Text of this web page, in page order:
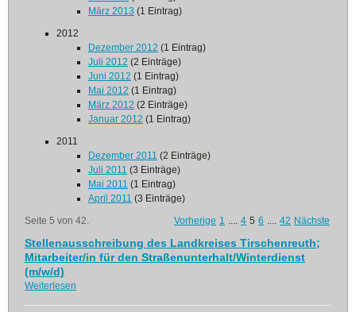
März 2013 (1 Eintrag)
2012
Dezember 2012 (1 Eintrag)
Juli 2012 (2 Einträge)
Juni 2012 (1 Eintrag)
Mai 2012 (1 Eintrag)
März 2012 (2 Einträge)
Januar 2012 (1 Eintrag)
2011
Dezember 2011 (2 Einträge)
Juli 2011 (3 Einträge)
Mai 2011 (1 Eintrag)
April 2011 (3 Einträge)
Seite 5 von 42.
Vorherige 1 .... 4 5 6 .... 42 Nächste
Stellenausschreibung des Landkreises Tirschenreuth;
Mitarbeiter/in für den Straßenunterhalt/Winterdienst
(m/w/d)
Weiterlesen